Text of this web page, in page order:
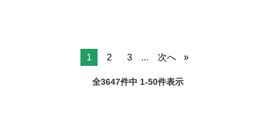
1 2 3 ... 次へ
全3647件中 1-50件表示